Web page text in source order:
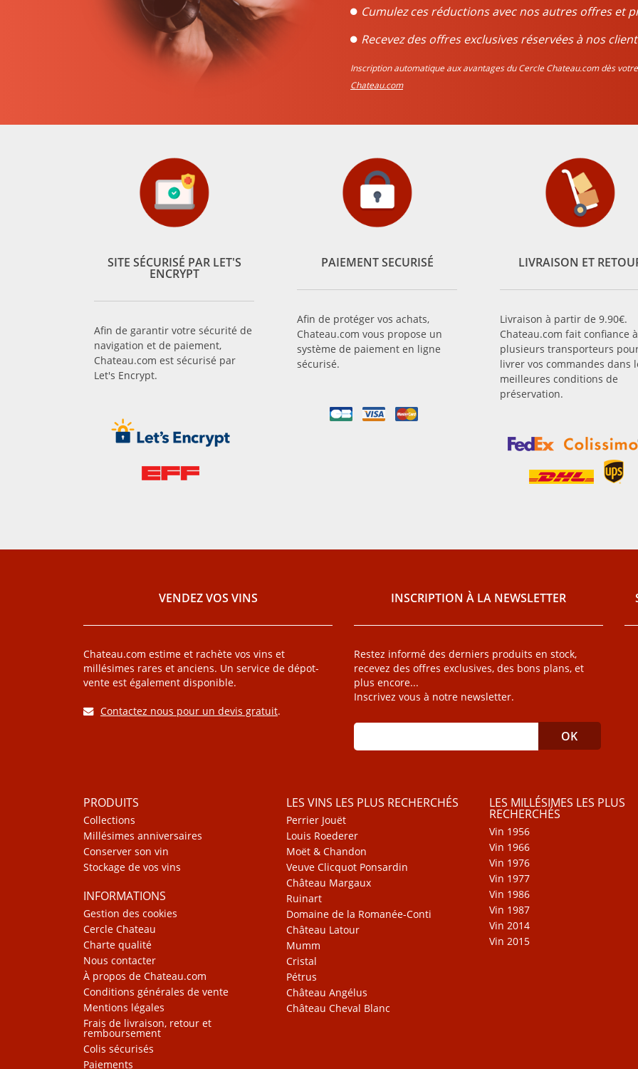
Cumulez ces réductions avec nos autres offres et
Recevez des offres exclusives réservées à nos
Inscription automatique aux avantages du Cercle Chateau.com dès
Chateau.com
SITE SÉCURISÉ PAR LET'S
ENCRYPT
Afin de garantir votre sécurité de
navigation et de paiement,
Chateau.com est sécurisé par
Let's Encrypt.
PAIEMENT SECURISÉ
Afin de protéger vos achats,
Chateau.com vous propose un
système de paiement en ligne
sécurisé.
LIVRAISON ET
Livraison à partir de 9.90€.
Chateau.com fait confiance à
plusieurs transporteurs
livrer vos commandes dans
meilleures conditions de
préservation.
VENDEZ VOS VINS
Chateau.com estime et rachète vos vins et
millésimes rares et anciens. Un service de dépot-
vente est également disponible.
Contactez nous pour un devis gratuit.
INSCRIPTION À LA NEWSLETTER
Restez informé des derniers produits en stock,
recevez des offres exclusives, des bons plans, et
plus encore...
Inscrivez vous à notre newsletter.
PRODUITS
Collections
Millésimes anniversaires
Conserver son vin
Stockage de vos vins
INFORMATIONS
Gestion des cookies
Cercle Chateau
Charte qualité
Nous contacter
À propos de Chateau.com
Conditions générales de vente
Mentions légales
Frais de livraison, retour et
remboursement
Colis sécurisés
Paiements
LES VINS LES PLUS RECHERCHÉS
Perrier Jouët
Louis Roederer
Moët & Chandon
Veuve Clicquot Ponsardin
Château Margaux
Ruinart
Domaine de la Romanée-Conti
Château Latour
Mumm
Cristal
Pétrus
Château Angélus
Château Cheval Blanc
LES MILLÉSIMES LES PLUS
RECHERCHÉS
Vin 1956
Vin 1966
Vin 1976
Vin 1977
Vin 1986
Vin 1987
Vin 2014
Vin 2015